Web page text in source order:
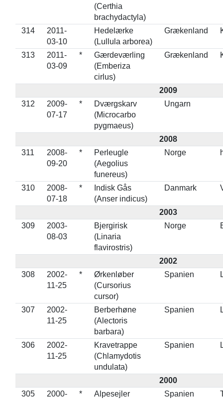
(Certhia
brachydactyla)
314
2011-
03-10
Hedelærke
(Lullula arborea)
Grækenland
313
2011-
03-09
*
Gærdeværling
(Emberiza
cirlus)
Grækenland
2009
312
2009-
07-17
*
Dværgskarv
(Microcarbo
pygmaeus)
Ungarn
2008
311
2008-
09-20
*
Perleugle
(Aegolius
funereus)
Norge
310
2008-
07-18
*
Indisk Gås
(Anser indicus)
Danmark
2003
309
2003-
08-03
Bjergirisk
(Linaria
flavirostris)
Norge
2002
308
2002-
11-25
*
Ørkenløber
(Cursorius
cursor)
Spanien
307
2002-
11-25
Berberhøne
(Alectoris
barbara)
Spanien
306
2002-
11-25
Kravetrappe
(Chlamydotis
undulata)
Spanien
2000
305
2000-
*
Alpesejler
Spanien